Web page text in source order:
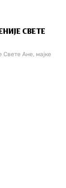
СВЕТЕ
Свете Ане, мајке